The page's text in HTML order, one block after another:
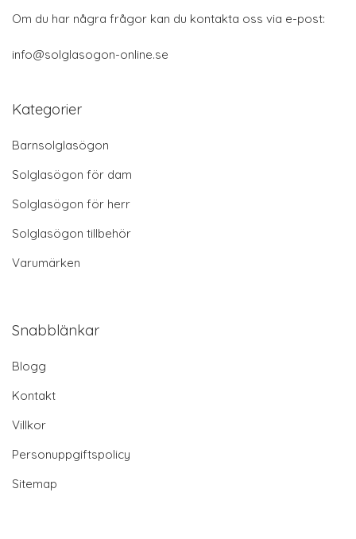
Om du har några frågor kan du kontakta oss via e-post:
info@solglasogon-online.se
Kategorier
Barnsolglasögon
Solglasögon för dam
Solglasögon för herr
Solglasögon tillbehör
Varumärken
Snabblänkar
Blogg
Kontakt
Villkor
Personuppgiftspolicy
Sitemap